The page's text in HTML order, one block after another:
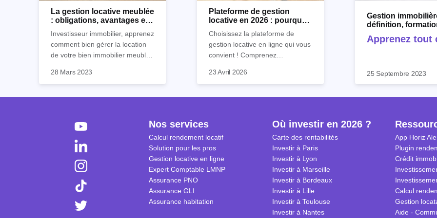
La gestion locative meublée
: obligations, avantages et
Investisseur immobilier, apprenez
comment bien gérer la location
de votre bien immobilier meublé !
obligations en tant que
inconvénients présente ce type
28 Mars 2023
Plateforme de gestion
locative en 2026 : pourquoi
Choisissez la plateforme de
gestion locative en ligne qui vous
convient ! Comprenez
découvrez les outils de gestion
23 Avril 2026
Gestion
définition,
Apprenez tout
25 Septembre 2023
Nos services
Calcul rendement locatif
Solution pour les pros
Gestion locative en ligne
Expert Comptable LMNP
Assurance PNO
Assurance GLI
Assurance habitation
Où investir en 2026 ?
Carte des rentabilités
Investir à Paris
Investir à Lyon
Investir à Marseille
Investir à Bordeaux
Investir à Lille
Investir à Toulouse
Investir à Nantes
App Horiz
Plugin
Crédit
Calcul
Gestion
Aide -